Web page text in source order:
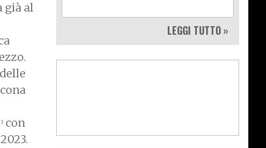
già al
3 con
LEGGI TUTTO »